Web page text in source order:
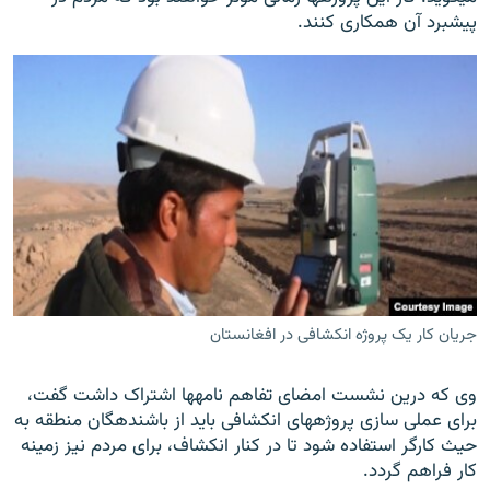
پیشبرد آن همکاری کنند.
جریان کار یک پروژه انکشافی در افغانستان
وی که درین نشست امضای تفاهم نامه‎ها اشتراک داشت گفت،
برای عملی سازی پروژه‎های انکشافی باید از باشنده‎گان منطقه به
حیث کارگر استفاده شود تا در کنار انکشاف، برای مردم نیز زمینه
کار فراهم گردد.